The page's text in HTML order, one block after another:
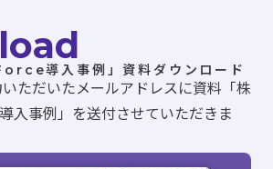
導入事例」資料ダウンロード
ただいたメールアドレスに資料「株
入事例」を送付させていただきま